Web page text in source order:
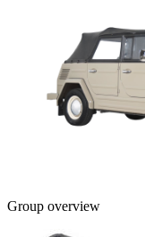
Group overview